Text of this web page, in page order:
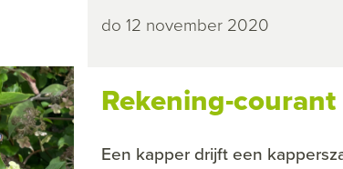
do 12 november 2020
Rekening-
Een kapper drijft een